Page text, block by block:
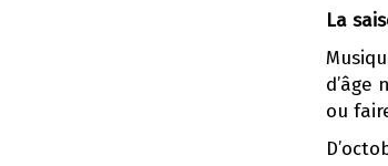
La
d’âge
ou